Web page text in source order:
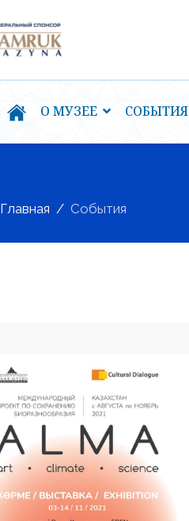
О МУЗЕЕ СОБЫТИЯ
Главная События